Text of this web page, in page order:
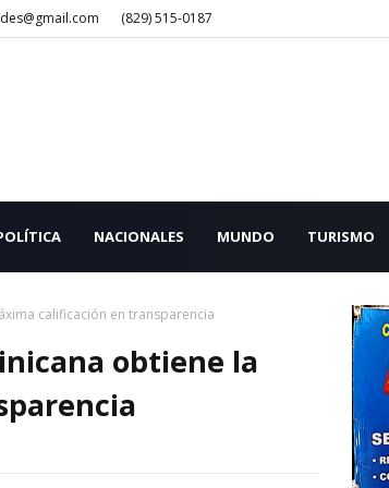
(829) 515-0187
NACIONALES MUNDO TURISMO
calificación en transparencia
obtiene la